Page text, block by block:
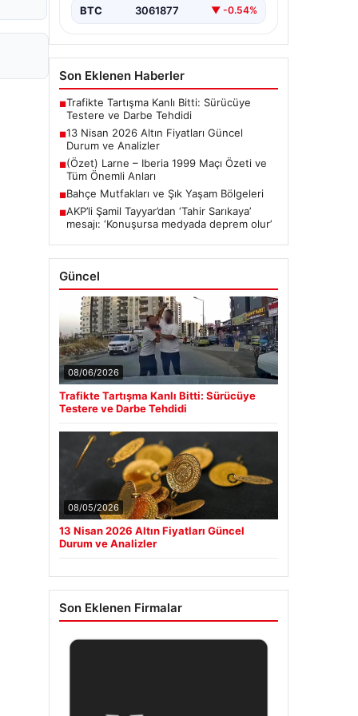
BTC 3061877 ▼ -0.54%
Son Eklenen Haberler
■Trafikte Tartışma Kanlı Bitti: Sürücüye
Testere ve Darbe Tehdidi
■13 Nisan 2026 Altın Fiyatları Güncel
Durum ve Analizler
■(Özet) Larne – Iberia 1999 Maçı Özeti ve
Tüm Önemli Anları
■Bahçe Mutfakları ve Şık Yaşam Bölgeleri
■AKP’li Şamil Tayyar’dan ‘Tahir Sarıkaya’
mesajı: ‘Konuşursa medyada deprem olur’
Güncel
08/06/2026
Trafikte Tartışma Kanlı Bitti: Sürücüye
Testere ve Darbe Tehdidi
08/05/2026
13 Nisan 2026 Altın Fiyatları Güncel
Durum ve Analizler
Son Eklenen Firmalar